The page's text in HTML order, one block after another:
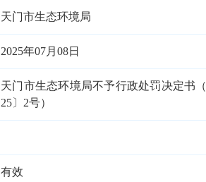
天门市生态环境局
2025年07月08日
天门市生态环境局不予行政处罚决定书
25〕2号）
有效